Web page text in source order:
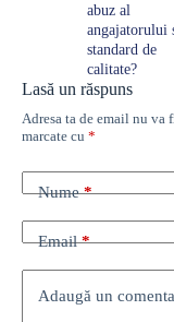
abuz al
angajatorului
standard de
calitate?
Lasă un răspuns
Adresa ta de email nu va
marcate cu *
Nume*
Email*
Adaugă un